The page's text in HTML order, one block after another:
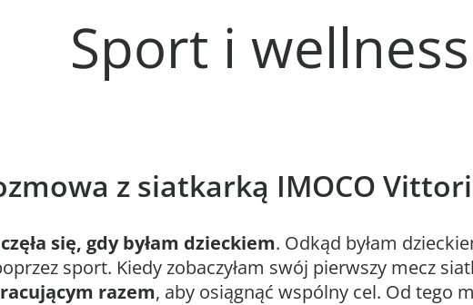
Sport i wellness
z siatkarką IMOCO
się, gdy byłam dzieckiem. Odkąd byłam
sport. Kiedy zobaczyłam swój pierwszy mecz
razem, aby osiągnąć wspólny cel. Od tego